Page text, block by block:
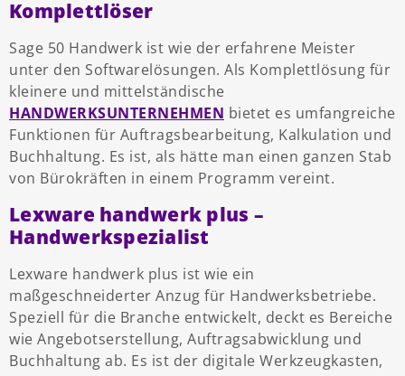
Komplettlöser
Sage 50 Handwerk ist wie der erfahrene Meister
unter den Softwarelösungen. Als Komplettlösung für
kleinere und mittelständische
HANDWERKSUNTERNEHMEN bietet es umfangreiche
Funktionen für Auftragsbearbeitung, Kalkulation und
Buchhaltung. Es ist, als hätte man einen ganzen Stab
von Bürokräften in einem Programm vereint.
Lexware handwerk plus –
Handwerkspezialist
Lexware handwerk plus ist wie ein
maßgeschneiderter Anzug für Handwerksbetriebe.
Speziell für die Branche entwickelt, deckt es Bereiche
wie Angebotserstellung, Auftragsabwicklung und
Buchhaltung ab. Es ist der digitale Werkzeugkasten,